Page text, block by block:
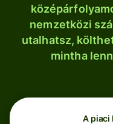
nemzetközi
utalhatsz,
mintha
A piaci